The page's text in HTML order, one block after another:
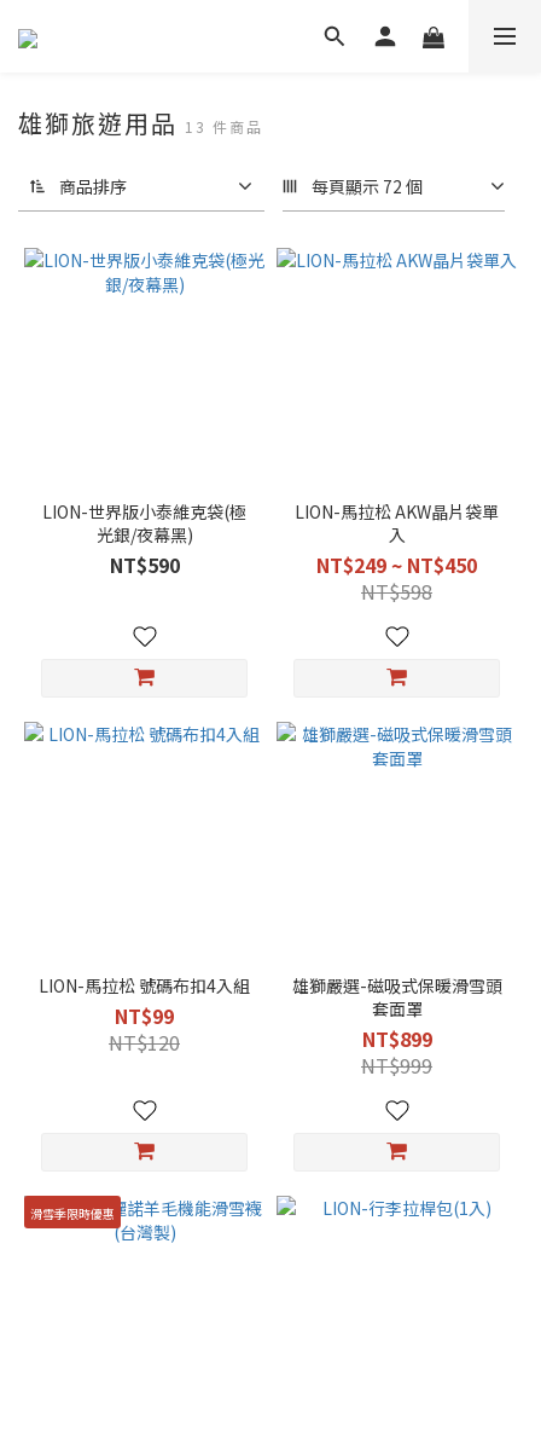
雄獅旅遊用品 13 件商品
商品排序 每頁顯示 72 個
LION-世界版小泰維克袋(極
光銀/夜幕黑)
NT$590
LION-馬拉松 AKW晶片袋單
入
NT$249 ~ NT$450
NT$598
LION-馬拉松 號碼布扣4入組
NT$99
NT$120
雄獅嚴選-磁吸式保暖滑雪頭
套面罩
NT$899
NT$999
滑雪季限時優惠